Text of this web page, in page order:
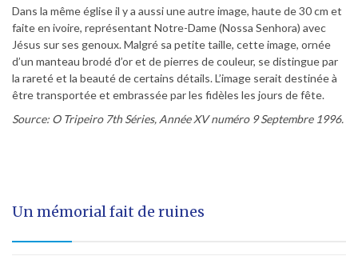
Dans la même église il y a aussi une autre image, haute de 30 cm et
faite en ivoire, représentant Notre-Dame (Nossa Senhora) avec
Jésus sur ses genoux. Malgré sa petite taille, cette image, ornée
d’un manteau brodé d’or et de pierres de couleur, se distingue par
la rareté et la beauté de certains détails. L’image serait destinée à
être transportée et embrassée par les fidèles les jours de fête.
Source: O Tripeiro 7th Séries, Année XV numéro 9 Septembre 1996.
Un mémorial fait de ruines